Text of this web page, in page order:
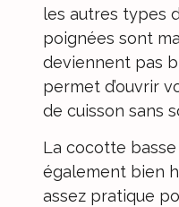
les autres types
poignées sont
deviennent pas
permet d’ouvrir
de cuisson sans
La cocotte
également bien
assez pratique